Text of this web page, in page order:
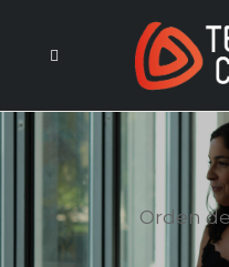
Orden